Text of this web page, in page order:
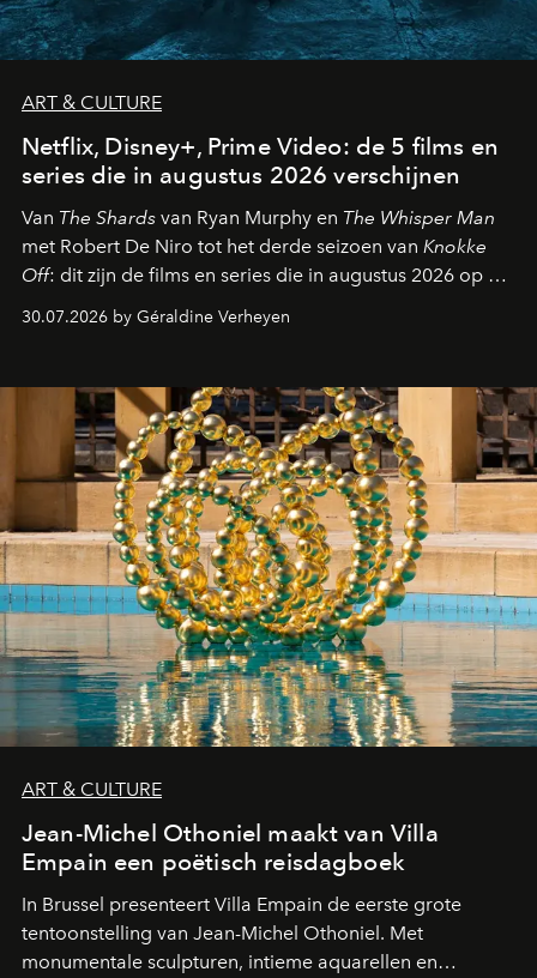
ART & CULTURE
Netflix, Disney+, Prime Video: de 5 films en
series die in augustus 2026 verschijnen
Van The Shards van Ryan Murphy en The Whisper Man
met Robert De Niro tot het derde seizoen van Knokke
Off: dit zijn de films en series die in augustus 2026 op de
streamingplatformen verschijnen.
30.07.2026 by Géraldine Verheyen
ART & CULTURE
Jean-Michel Othoniel maakt van Villa
Empain een poëtisch reisdagboek
In Brussel presenteert Villa Empain de eerste grote
tentoonstelling van Jean-Michel Othoniel. Met
monumentale sculpturen, intieme aquarellen en